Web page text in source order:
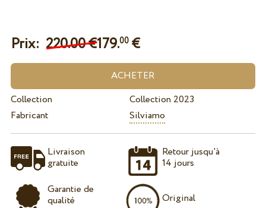
Prix: 220.00 €179.00€
Collection
Collection 2023
Fabricant
Silviamo
Livraison
gratuite
Garantie de
qualité
Retour jusqu'à
14 jours
Original